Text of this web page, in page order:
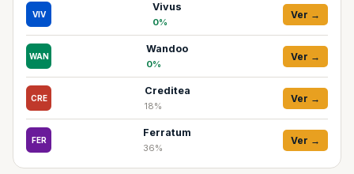
VIV
Vivus
0%
Ver →
WAN
Wandoo
0%
Ver →
CRE
Creditea
18%
Ver →
FER
Ferratum
36%
Ver →